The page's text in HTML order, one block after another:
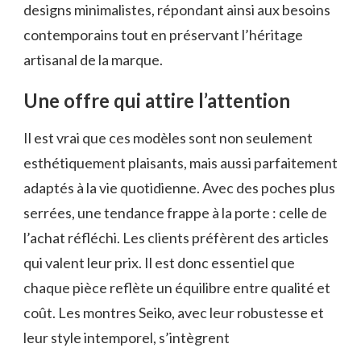
designs minimalistes, répondant ainsi aux besoins
contemporains tout en préservant l’héritage
artisanal de la marque.
Une offre qui attire l’attention
Il est vrai que ces modèles sont non seulement
esthétiquement plaisants, mais aussi parfaitement
adaptés à la vie quotidienne. Avec des poches plus
serrées, une tendance frappe à la porte : celle de
l’achat réfléchi. Les clients préfèrent des articles
qui valent leur prix. Il est donc essentiel que
chaque pièce reflète un équilibre entre qualité et
coût. Les montres Seiko, avec leur robustesse et
leur style intemporel, s’intègrent